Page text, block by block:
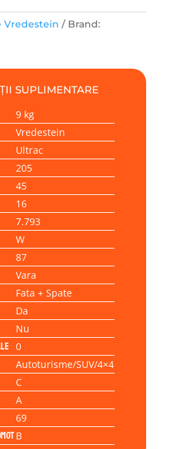
Vredestein
Brand:
SUPLIMENTARE
9 kg
Vredestein
Ultrac
205
45
16
7.793
W
87
Vara
Fata + Spate
Da
Nu
0
Autoturisme/SUV/4×4
C
A
69
B